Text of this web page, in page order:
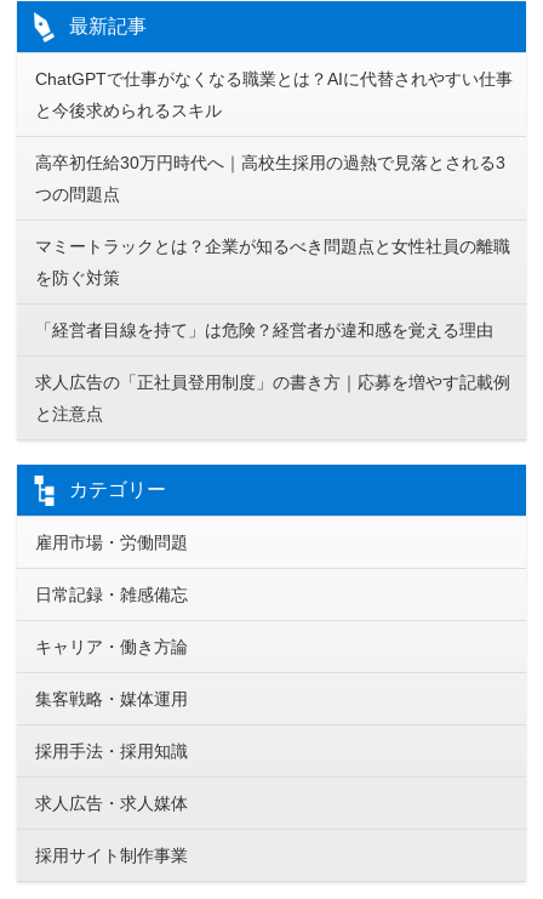
最新記事
ChatGPTで仕事がなくなる職業とは？AIに代替されやすい仕事
と今後求められるスキル
高卒初任給30万円時代へ｜高校生採用の過熱で見落とされる3
つの問題点
マミートラックとは？企業が知るべき問題点と女性社員の離職
を防ぐ対策
「経営者目線を持て」は危険？経営者が違和感を覚える理由
求人広告の「正社員登用制度」の書き方｜応募を増やす記載例
と注意点
カテゴリー
雇用市場・労働問題
日常記録・雑感備忘
キャリア・働き方論
集客戦略・媒体運用
採用手法・採用知識
求人広告・求人媒体
採用サイト制作事業